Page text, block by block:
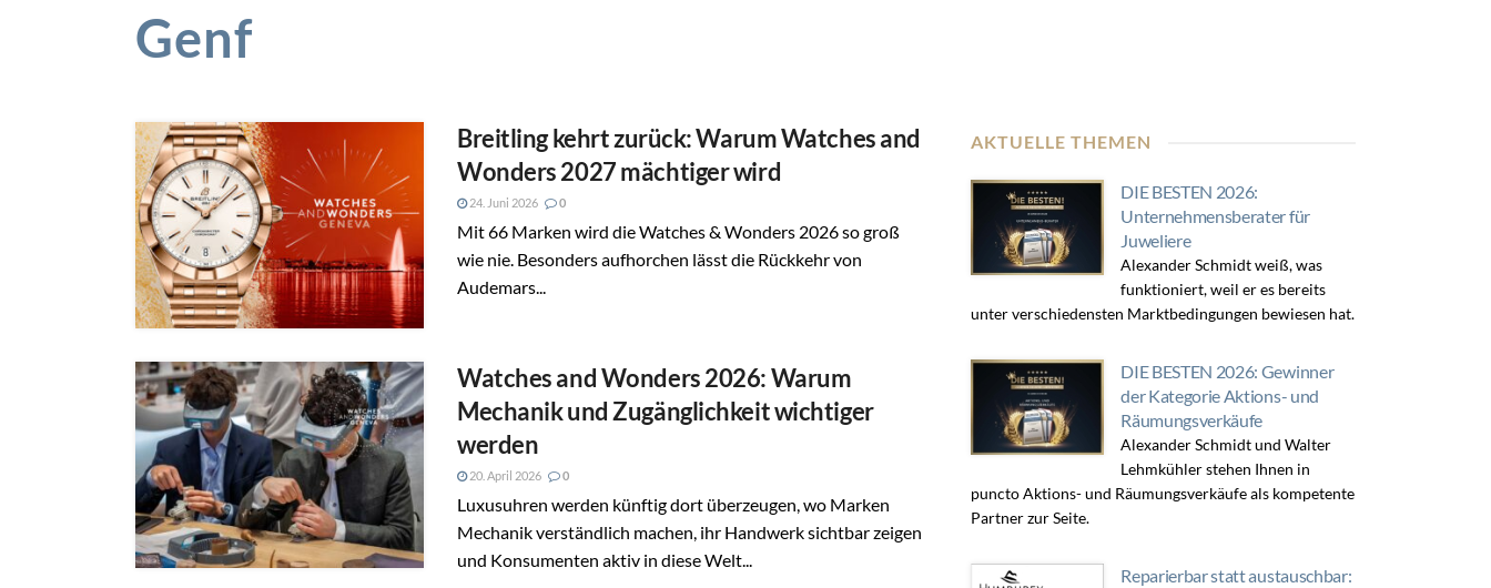
Genf
Breitling kehrt zurück: Warum Watches and
Wonders 2027 mächtiger wird
24. Juni 2026 0
Mit 66 Marken wird die Watches & Wonders 2026 so groß
wie nie. Besonders aufhorchen lässt die Rückkehr von
Audemars...
Watches and Wonders 2026: Warum
Mechanik und Zugänglichkeit wichtiger
werden
20. April 2026 0
Luxusuhren werden künftig dort überzeugen, wo Marken
Mechanik verständlich machen, ihr Handwerk sichtbar zeigen
und Konsumenten aktiv in diese Welt...
AKTUELLE THEMEN
DIE BESTEN 2026:
Unternehmensberater für
Juweliere
Alexander Schmidt weiß, was
funktioniert, weil er es bereits
unter verschiedensten Marktbedingungen bewiesen hat.
DIE BESTEN 2026: Gewinner
der Kategorie Aktions- und
Räumungsverkäufe
Alexander Schmidt und Walter
Lehmkühler stehen Ihnen in
puncto Aktions- und Räumungsverkäufe als kompetente
Partner zur Seite.
Reparierbar statt austauschbar: